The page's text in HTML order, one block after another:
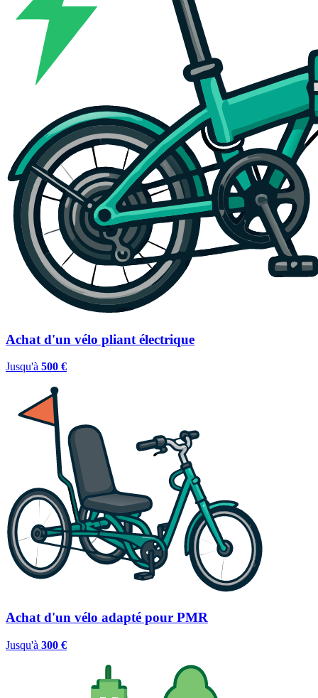
Achat d'un vélo pliant électrique
Jusqu'à 500 €
Achat d'un vélo adapté pour PMR
Jusqu'à 300 €